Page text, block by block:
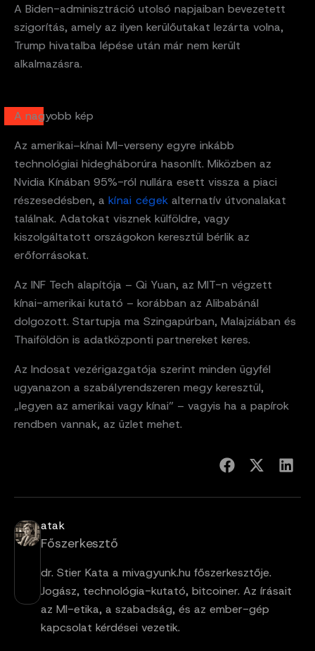
A Biden-adminisztráció utolsó napjaiban bevezetett
szigorítás, amely az ilyen kerülőutakat lezárta volna,
Trump hivatalba lépése után már nem került
alkalmazásra.
A nagyobb kép
Az amerikai–kínai MI-verseny egyre inkább
technológiai hidegháborúra hasonlít. Miközben az
Nvidia Kínában 95%-ról nullára esett vissza a piaci
részesedésben, a kínai cégek alternatív útvonalakat
találnak. Adatokat visznek külföldre, vagy
kiszolgáltatott országokon keresztül bérlik az
erőforrásokat.
Az INF Tech alapítója – Qi Yuan, az MIT-n végzett
kínai-amerikai kutató – korábban az Alibabánál
dolgozott. Startupja ma Szingapúrban, Malajziában és
Thaiföldön is adatközponti partnereket keres.
Az Indosat vezérigazgatója szerint minden ügyfél
ugyanazon a szabályrendszeren megy keresztül,
„legyen az amerikai vagy kínai” – vagyis ha a papírok
rendben vannak, az üzlet mehet.
atak
Főszerkesztő
dr. Stier Kata a mivagyunk.hu főszerkesztője.
Jogász, technológia-kutató, bitcoiner. Az írásait
az MI-etika, a szabadság, és az ember-gép
kapcsolat kérdései vezetik.